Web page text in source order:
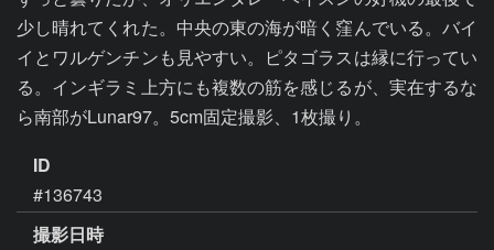
少し晴れてくれた。中央の東の海が暗く窪んでいる。バイ
イとワルゲンチンも見やすい。ピタゴラスは縁に行ってい
る。インギラミ上方にも複数の筋を感じるが、実在するな
ら南部がLunar97。5cm固定撮影、1枚撮り。
ID
#136743
撮影日時